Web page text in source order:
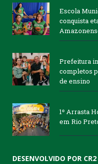
Escola
conquista
Prefeitura
completos
de ensino
1º Arrasta
em Rio
DESENVOLVIDO POR